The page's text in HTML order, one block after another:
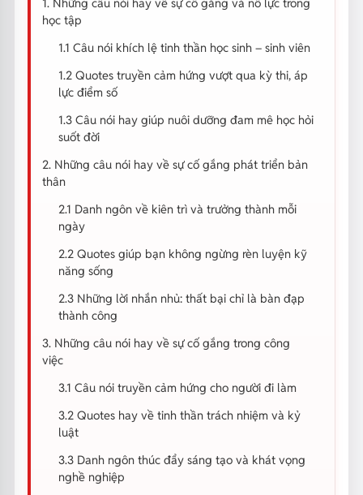
học tập
1.1 Câu nói khích lệ tinh thần học sinh – sinh viên
1.2 Quotes truyền cảm hứng vượt qua kỳ thi, áp
lực điểm số
1.3 Câu nói hay giúp nuôi dưỡng đam mê học hỏi
suốt đời
2. Những câu nói hay về sự cố gắng phát triển bản
thân
2.1 Danh ngôn về kiên trì và trưởng thành mỗi
ngày
2.2 Quotes giúp bạn không ngừng rèn luyện kỹ
năng sống
2.3 Những lời nhắn nhủ: thất bại chỉ là bàn đạp
thành công
3. Những câu nói hay về sự cố gắng trong công
việc
3.1 Câu nói truyền cảm hứng cho người đi làm
3.2 Quotes hay về tinh thần trách nhiệm và kỷ
luật
3.3 Danh ngôn thúc đẩy sáng tạo và khát vọng
nghề nghiệp